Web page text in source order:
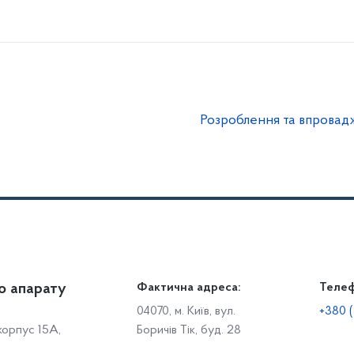
Розроблення та
Громадянам
Доступ до публічної інформації
Звіти щодо роботи із запитами на отримання публічної
апарату
15А,
Фактична адреса:
04070, м. Київ, вул.
Боричів Тік, буд. 28
+380